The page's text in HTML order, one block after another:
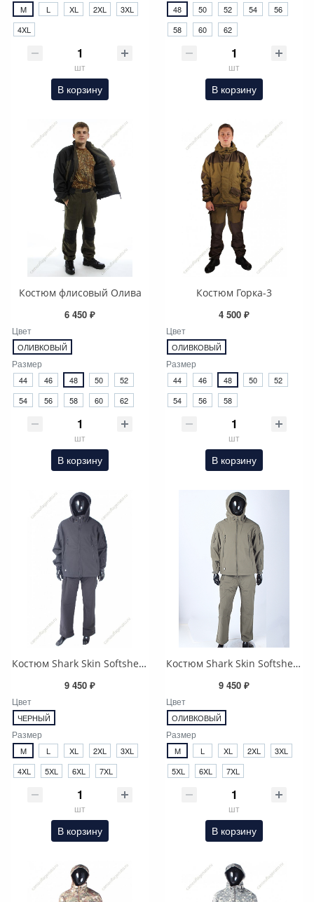
M L XL 2XL
3XL
4XL
шт
В корзину
48 50 52 54
56
58
60 62
шт
В корзину
Костюм флисовый Олива
6 450 ₽
Цвет
ОЛИВКОВЫЙ
Размер
44 46 48 50
52
54
56 58 60 62
шт
В корзину
Костюм Горка-3
4 500 ₽
Цвет
ОЛИВКОВЫЙ
Размер
44 46 48 50
52
54
56 58
шт
В корзину
Костюм Shark Skin Softshell,черный
9 450 ₽
Цвет
ЧЕРНЫЙ
Размер
M L XL 2XL
3XL
4XL
5XL 6XL 7XL
шт
В корзину
Костюм Shark Skin Softshell,оливковый (olive)
9 450 ₽
Цвет
ОЛИВКОВЫЙ
Размер
M L XL 2XL
3XL
5XL
6XL 7XL
шт
В корзину